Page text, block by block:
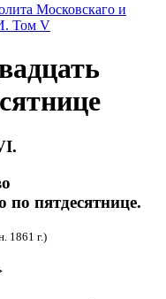
Московскаго и
Том V
по пятдесятнице.
1861 г.)